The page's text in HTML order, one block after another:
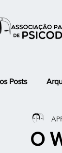
Posts
Jornada
O